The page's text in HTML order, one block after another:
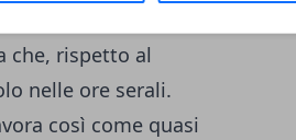
che, rispetto al
nelle ore serali.
così come quasi